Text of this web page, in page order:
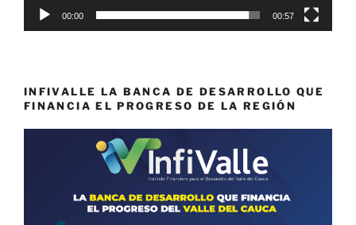
00:00 00:57
INFIVALLE LA BANCA DE DESARROLLO QUE
FINANCIA EL PROGRESO DE LA REGIÓN